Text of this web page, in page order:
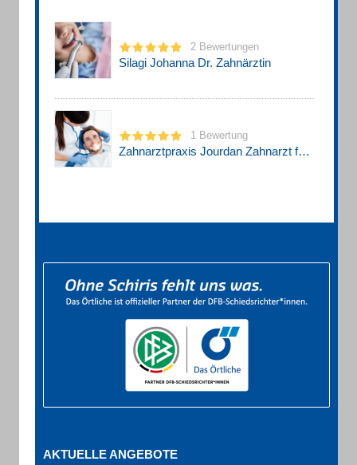
2 Bewertungen
Silagi Johanna Dr. Zahnärztin
1 Bewertung
Zahnarztpraxis Jourdan Zahnarzt für Paradontologie
AKTUELLE ANGEBOTE